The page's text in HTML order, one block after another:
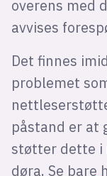
overens med
avvises
Det finnes
problemet
påstand er at
støtter dette i
døra. Se bare